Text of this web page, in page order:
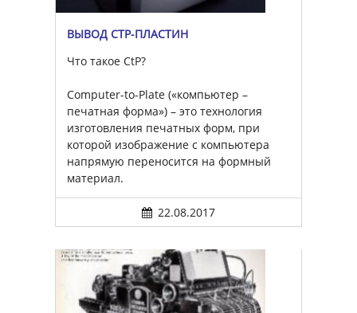
ВЫВОД CTP-ПЛАСТИН
Что такое CtP?
Computer-to-Plate («компьютер –
печатная форма») – это технология
изготовления печатных форм, при
которой изображение с компьютера
напрямую переносится на формный
материал.
22.08.2017